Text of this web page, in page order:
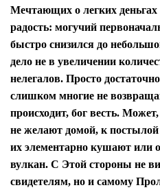
Мечтающих о легких деньгах
радость: могучий
быстро снизился до
дело не в увеличении
нелегалов. Просто
слишком многие не
происходит, бог весть.
не желают домой, к
их элементарно кушают или
вулкан. С Этой стороны не
свидетелям, но и самому